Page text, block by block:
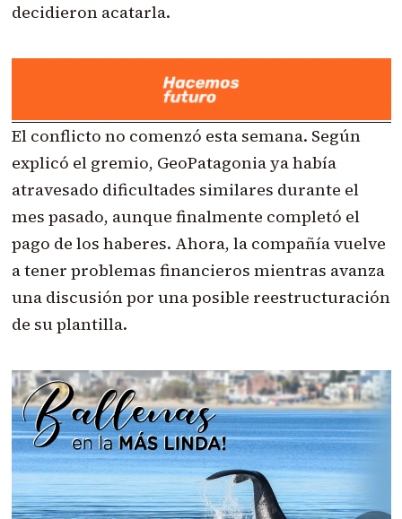
decidieron acatarla.
El conflicto no comenzó esta semana. Según
explicó el gremio, GeoPatagonia ya había
atravesado dificultades similares durante el
mes pasado, aunque finalmente completó el
pago de los haberes. Ahora, la compañía vuelve
a tener problemas financieros mientras avanza
una discusión por una posible reestructuración
de su plantilla.